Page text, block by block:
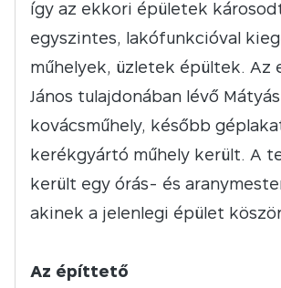
így az ekkori épületek
egyszintes, lakófunkcióval
műhelyek, üzletek épültek. Az
János tulajdonában lévő
kovácsműhely, később
kerékgyártó műhely került. A
került egy órás- és
akinek a jelenlegi épület
Az építtető